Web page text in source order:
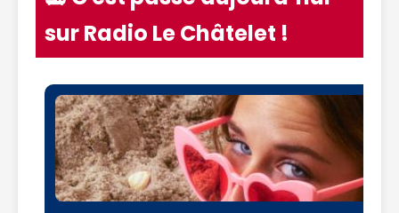
sur Radio Le Châtelet !